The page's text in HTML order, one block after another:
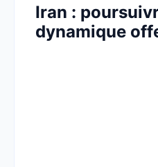
Iran :
dynamique